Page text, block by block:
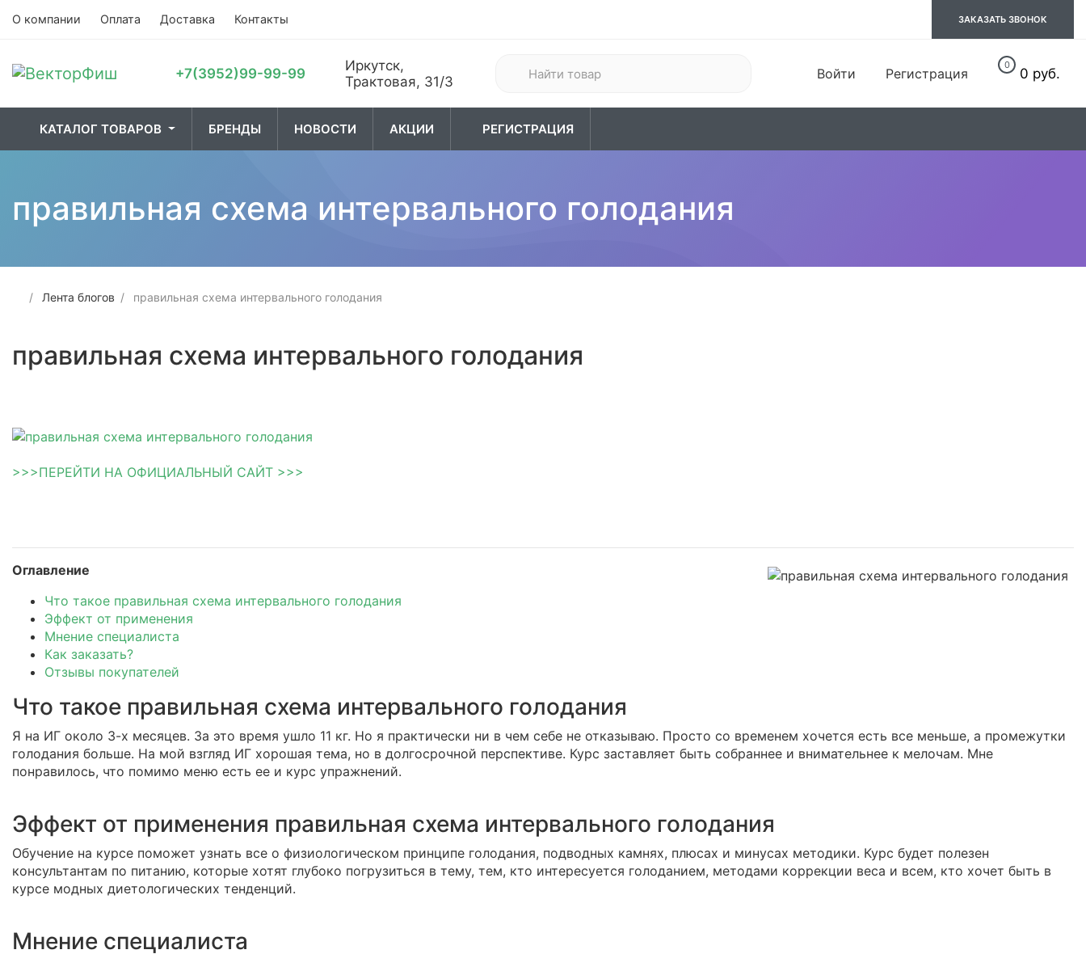
О компании Оплата Доставка Контакты ЗАКАЗАТЬ ЗВОНОК
+7(3952)99-99-99
Иркутск,
Трактовая, 31/3
Войти Регистрация
0
0 руб.
КАТАЛОГ ТОВАРОВ БРЕНДЫ НОВОСТИ АКЦИИ РЕГИСТРАЦИЯ
правильная схема интервального голодания
Лента блогов правильная схема интервального голодания
правильная схема интервального голодания
>>>ПЕРЕЙТИ НА ОФИЦИАЛЬНЫЙ САЙТ >>>
Оглавление
Что такое правильная схема интервального голодания
Эффект от применения
Мнение специалиста
Как заказать?
Отзывы покупателей
Что такое правильная схема интервального голодания
Я на ИГ около 3-х месяцев. За это время ушло 11 кг. Но я практически ни в чем себе не отказываю. Просто со временем хочется есть все меньше, а промежутки
голодания больше. На мой взгляд ИГ хорошая тема, но в долгосрочной перспективе. Курс заставляет быть собраннее и внимательнее к мелочам. Мне
понравилось, что помимо меню есть ее и курс упражнений.
Эффект от применения правильная схема интервального голодания
Обучение на курсе поможет узнать все о физиологическом принципе голодания, подводных камнях, плюсах и минусах методики. Курс будет полезен
консультантам по питанию, которые хотят глубоко погрузиться в тему, тем, кто интересуется голоданием, методами коррекции веса и всем, кто хочет быть в
курсе модных диетологических тенденций.
Мнение специалиста